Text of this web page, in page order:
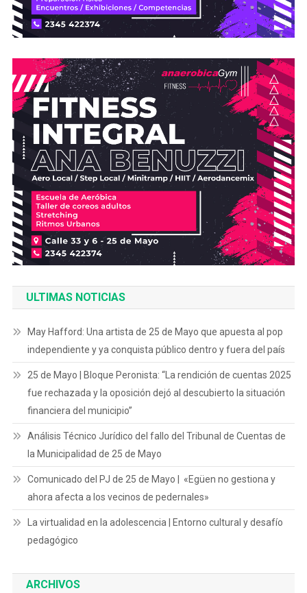
ULTIMAS NOTICIAS
May Hafford: Una artista de 25 de Mayo que apuesta al pop
independiente y ya conquista público dentro y fuera del país
25 de Mayo | Bloque Peronista: “La rendición de cuentas 2025
fue rechazada y la oposición dejó al descubierto la situación
financiera del municipio”
Análisis Técnico Jurídico del fallo del Tribunal de Cuentas de
la Municipalidad de 25 de Mayo
Comunicado del PJ de 25 de Mayo | «Egüen no gestiona y
ahora afecta a los vecinos de pedernales»
La virtualidad en la adolescencia | Entorno cultural y desafío
pedagógico
ARCHIVOS